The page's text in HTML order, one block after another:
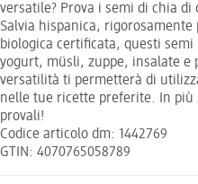
versatile? Prova i semi di chia
Salvia hispanica,
biologica certificata, questi
yogurt, müsli, zuppe, insalate e
versatilità ti permetterà di
nelle tue ricette preferite. In più
provali!
Codice articolo dm: 1442769
GTIN: 4070765058789